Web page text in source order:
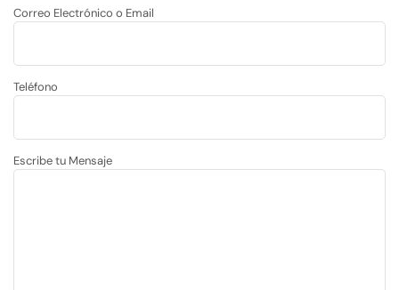
Correo Electrónico o Email
Teléfono
Escribe tu Mensaje